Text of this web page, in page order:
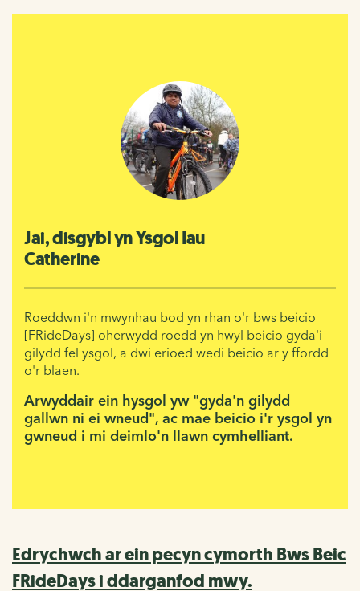
Jai, disgybl yn Ysgol Iau
Catherine
Roeddwn i'n mwynhau bod yn rhan o'r bws beicio
[FRideDays] oherwydd roedd yn hwyl beicio gyda'i
gilydd fel ysgol, a dwi erioed wedi beicio ar y ffordd
o'r blaen.
Arwyddair ein hysgol yw "gyda'n gilydd
gallwn ni ei wneud", ac mae beicio i'r ysgol yn
gwneud i mi deimlo'n llawn cymhelliant.
Edrychwch ar ein pecyn cymorth Bws Beic
FRideDays i ddarganfod mwy.